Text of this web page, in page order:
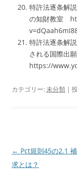
特許法逐条解説
の知財教室
特許法逐条解説
される国際出
https://
カテゴリー:未分類 |
投
稿
← Pct規則45の2.1
求とは？